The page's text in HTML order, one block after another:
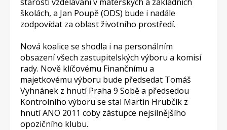
školách, a Jan Poupě (ODS) bude i nadále
zodpovídat za oblast životního prostředí.
Nová koalice se shodla i na personálním
obsazení všech zastupitelských výboru a komisí
rady. Nově klíčovému Finančnímu a
majetkovému výboru bude předsedat Tomáš
Vyhnánek z hnutí Praha 9 Sobě a předsedou
Kontrolního výboru se stal Martin Hrubčík z
hnutí ANO 2011 coby zástupce nejsilnějšího
opozičního klubu.